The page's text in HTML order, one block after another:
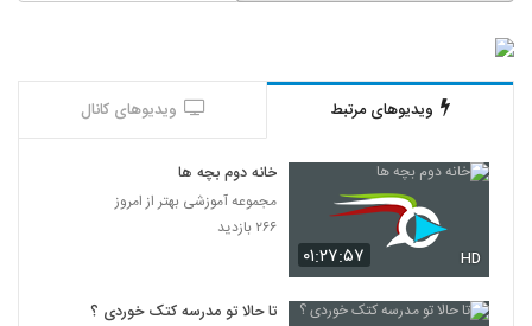
ویدیوهای مرتبط ویدیوهای کانال
۰۱:۲۷:۵۷ HD
خانه دوم بچه ها
مجموعه آموزشی بهتر از امروز
۲۶۶ بازدید
تا حالا تو مدرسه کتک خوردی ؟